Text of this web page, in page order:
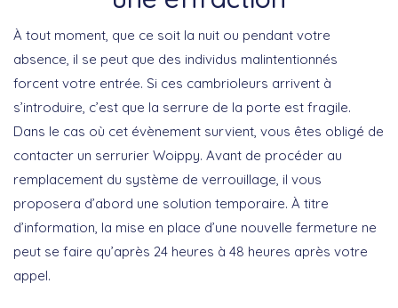
À tout moment, que ce soit la nuit ou pendant votre
absence, il se peut que des individus malintentionnés
forcent votre entrée. Si ces cambrioleurs arrivent à
s’introduire, c’est que la serrure de la porte est fragile.
Dans le cas où cet évènement survient, vous êtes obligé de
contacter un serrurier Woippy. Avant de procéder au
remplacement du système de verrouillage, il vous
proposera d’abord une solution temporaire. À titre
d’information, la mise en place d’une nouvelle fermeture ne
peut se faire qu’après 24 heures à 48 heures après votre
appel.